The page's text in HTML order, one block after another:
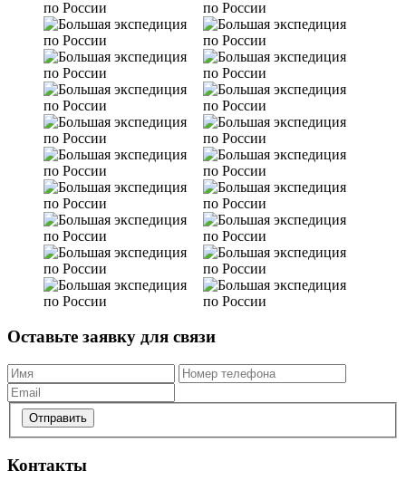
Оставьте заявку для связи
Отправить
Контакты